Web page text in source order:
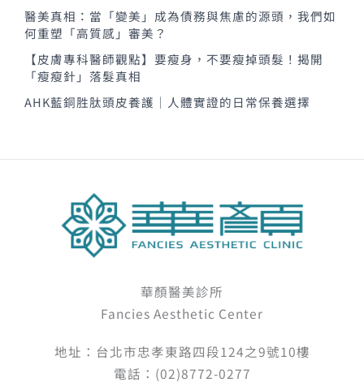
醫美真相：當「變美」成為債務與焦慮的源頭，我們如
何重塑「高質感」審美？
【皮膚專科醫師觀點】要瘦身，不要瘦掉頭髮！揭開
「瘦瘦針」落髮真相
AHK藍銅胜肽頭皮養護｜人體實證的日常保養選擇
華顏醫美診所
Fancies Aesthetic Center
地址：台北市忠孝東路四段124之9號10樓
電話：(02)8772-0277